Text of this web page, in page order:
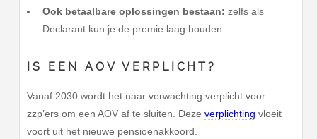
Ook betaalbare oplossingen bestaan: zelfs als
Declarant kun je de premie laag houden.
IS EEN AOV VERPLICHT?
Vanaf 2030 wordt het naar verwachting verplicht voor
zzp’ers om een AOV af te sluiten. Dezeverplichting vloeit
voort uit het nieuwe pensioenakkoord.